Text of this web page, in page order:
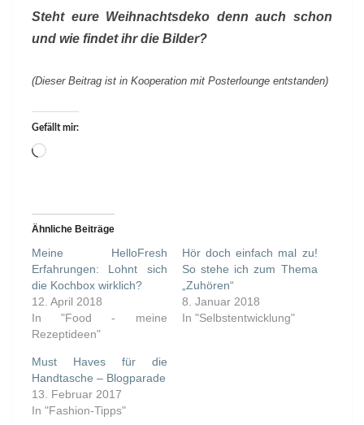
Steht eure Weihnachtsdeko denn auch schon
und wie findet ihr die Bilder?
(Dieser Beitrag ist in Kooperation mit Posterlounge entstanden)
Gefällt mir:
Wird
Ähnliche Beiträge
Meine HelloFresh
Erfahrungen: Lohnt sich
die Kochbox wirklich?
12. April 2018
In "Food - meine
Rezeptideen"
Hör doch einfach mal zu!
So stehe ich zum Thema
„Zuhören“
8. Januar 2018
In "Selbstentwicklung"
Must Haves für die
Handtasche – Blogparade
13. Februar 2017
In "Fashion-Tipps"